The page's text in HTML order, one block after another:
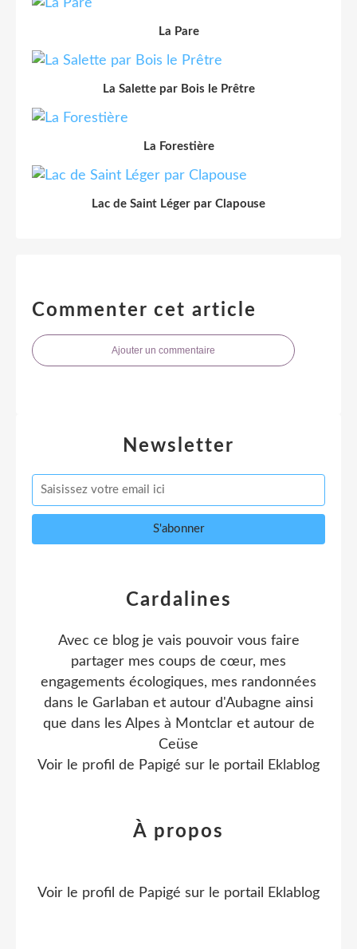
La Pare
La Salette par Bois le Prêtre
La Forestière
Lac de Saint Léger par Clapouse
Commenter cet article
Ajouter un commentaire
Newsletter
Cardalines
Avec ce blog je vais pouvoir vous faire
partager mes coups de cœur, mes
engagements écologiques, mes randonnées
dans le Garlaban et autour d'Aubagne ainsi
que dans les Alpes à Montclar et autour de
Ceüse
Voir le profil de Papigé sur le portail Eklablog
À propos
Voir le profil de Papigé sur le portail Eklablog